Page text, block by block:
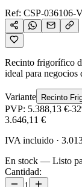
Ref: CSP-036106-
Recinto frigorífico
ideal para negocios
Variante Recinto
PVP: 5.388,13 €-32
3.646,11 €
IVA incluido ·
En stock — Listo
Cantidad: